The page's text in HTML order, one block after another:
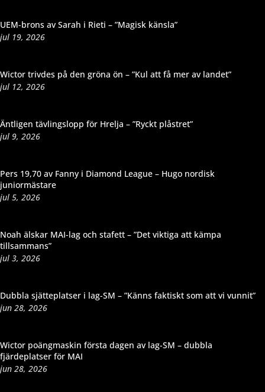
UEM-brons av Sarah i Rieti – ”Magisk känsla”
jul 19, 2026
Wictor trivdes på den gröna ön – ”Kul att få mer av landet”
jul 12, 2026
Äntligen tävlingslopp för Hrelja – ”Ryckt plåstret”
jul 9, 2026
Pers 19,70 av Fanny i Diamond League – Hugo nordisk
juniormästare
jul 5, 2026
Noah älskar MAI-lag och stafett – ”Det viktiga att kämpa
tillsammans”
jul 3, 2026
Dubbla sjätteplatser i lag-SM – ”Känns faktiskt som att vi vunnit”
jun 28, 2026
Wictor poängmaskin första dagen av lag-SM – dubbla
fjärdeplatser för MAI
jun 28, 2026